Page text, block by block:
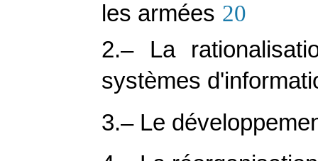
les armées 20
2.– La
systèmes
3.– Le